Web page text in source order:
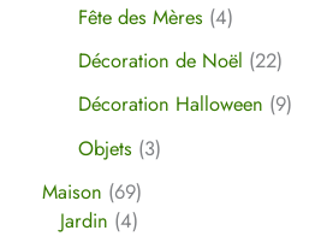
Fête des Mères 4
Décoration de Noël 22
Décoration Halloween 9
Objets 3
Maison 69
Jardin 4